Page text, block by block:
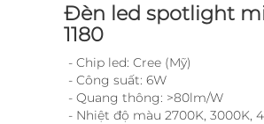
Đèn led spotlight
1180
- Chip led: Cree (Mỹ)
- Công suất: 6W
- Quang thông: >80lm/W
- Nhiệt độ màu 2700K, 3000K,